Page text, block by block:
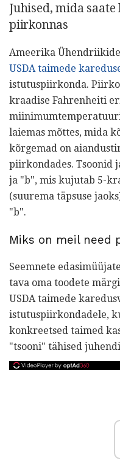
Juhised, mida
piirkonnas
Ameerika
USDA taimede
istutuspiirkonda.
kraadise Fahrenheiti
laiemas mõttes, mida
kõrgemad on
piirkondades. Tsoonid
ja "b", mis kujutab 5-
(suurema täpsuse
"b".
Miks on meil need
Seemnete
tava oma toodete
USDA taimede
istutuspiirkondadele,
konkreetsed taimed
"tsooni" tähised